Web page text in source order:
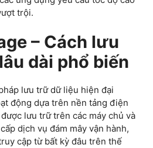
trội.
– Cách lưu
dài phổ biến
lưu trữ dữ liệu hiện đại
động dựa trên nền tảng điện
lưu trữ trên các máy chủ và
dịch vụ đám mây vận hành,
cập từ bất kỳ đâu trên thế